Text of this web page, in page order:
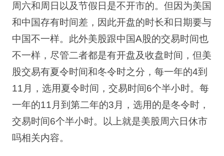
周六和周日以及节假日是不开市的。但因为美国
和中国存有时间差，因此开盘的时长和日期要与
中国不一样。此外美股跟中国A股的交易时间也
不一样，尽管二者都是有开盘及收盘时间，但美
股交易有夏令时间和冬令时之分，每一年的4到
11月，选用夏令时间，交易时间6个半小时。每
一年的11月到第二年的3月，选用的是冬令时，
交易时间6个半小时。以上就是美股周六日休市
吗相关内容。